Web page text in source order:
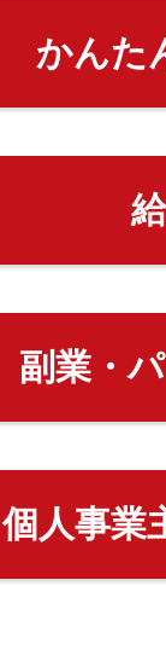
かんた
副業・
個人事業